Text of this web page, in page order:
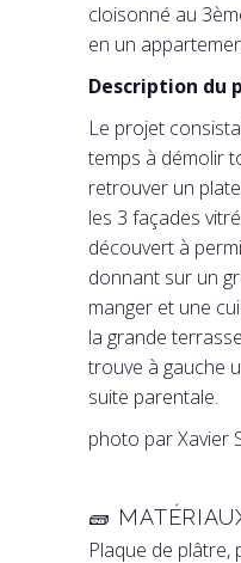
cloisonné au
en un
Description du
Le projet
temps à démolir
retrouver un
les 3 façades
découvert à
donnant sur un
manger et une
la grande
trouve à gauche
suite parentale.
photo par Xavier
🧱
Plaque de plâtre,